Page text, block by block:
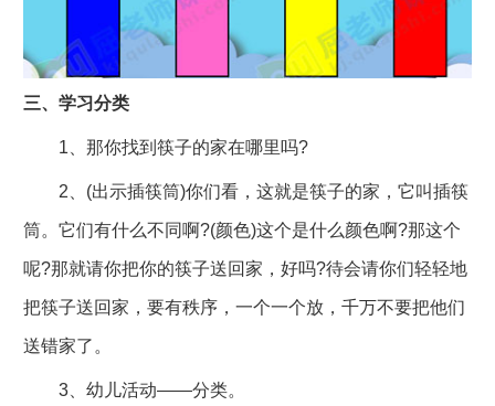
三、学习分类
1、那你找到筷子的家在哪里吗?
2、(出示插筷筒)你们看，这就是筷子的家，它叫插筷
筒。它们有什么不同啊?(颜色)这个是什么颜色啊?那这个
呢?那就请你把你的筷子送回家，好吗?待会请你们轻轻地
把筷子送回家，要有秩序，一个一个放，千万不要把他们
送错家了。
3、幼儿活动――分类。